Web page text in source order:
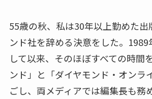
55歳の秋、私は30年以上勤めた出
ンド社を辞める決意をした。
して以来、そのほぼすべての時間
ンド」と「ダイヤモンド・オンラ
ごし、両メディアでは編集長も務